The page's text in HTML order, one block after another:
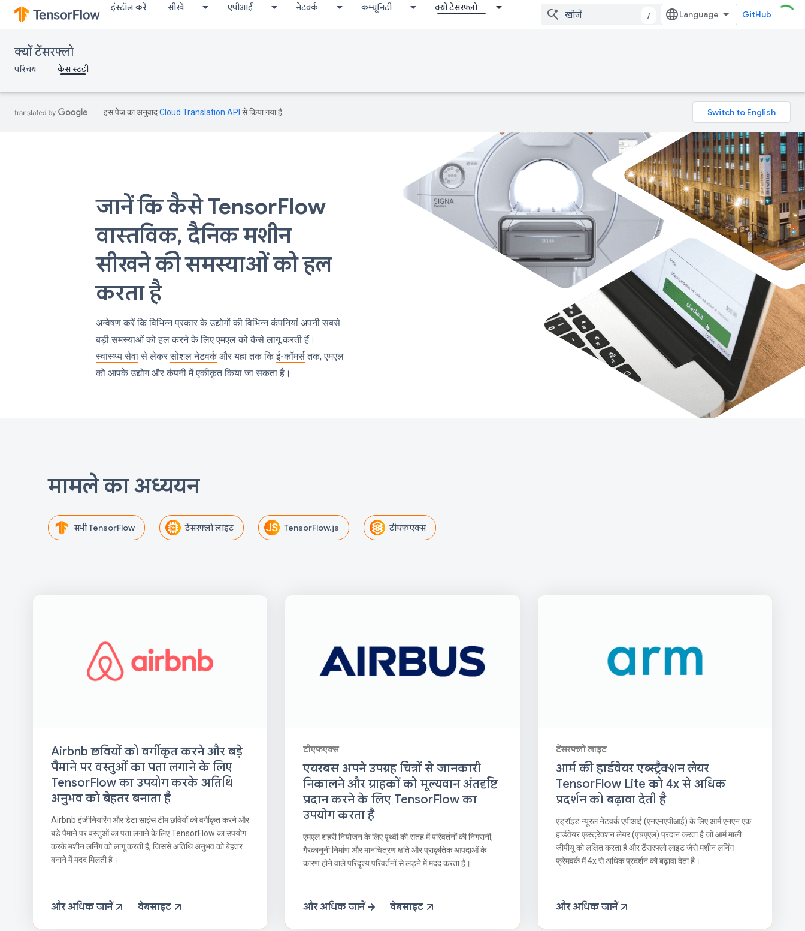
इंस्टॉल करें सीखें एपीआई नेटवर्क कम्यूनिटी क्यों टेंसरफ्लो
/ GitHub
क्यों टेंसरफ्लो
परिचय केस स्टडी
इस पेज का अनुवादCloud Translation API से किया गया है.
जानें कि कैसे TensorFlow
वास्तविक, दैनिक मशीन
सीखने की समस्याओं को हल
करता है
अन्वेषण करें कि विभिन्न प्रकार के उद्योगों की विभिन्न कंपनियां अपनी सबसे
बड़ी समस्याओं को हल करने के लिए एमएल को कैसे लागू करती हैं।
स्वास्थ्य सेवासे लेकरसोशल नेटवर्क और यहां तक ​​किई-कॉमर्सतक, एमएल
को आपके उद्योग और कंपनी में एकीकृत किया जा सकता है।
मामले का अध्ययन
सभी TensorFlow टेंसरफ्लो लाइट TensorFlow.js टीएफएक्स
Airbnb छवियों को वर्गीकृत करने और बड़े
पैमाने पर वस्तुओं का पता लगाने के लिए
TensorFlow का उपयोग करके अतिथि
अनुभव को बेहतर बनाता है
Airbnb इंजीनियरिंग और डेटा साइंस टीम छवियों को वर्गीकृत करने और
बड़े पैमाने पर वस्तुओं का पता लगाने के लिए TensorFlow का उपयोग
करके मशीन लर्निंग को लागू करती है, जिससे अतिथि अनुभव को बेहतर
बनाने में मदद मिलती है।
और अधिक जानें वेबसाइट
टीएफएक्स
एयरबस अपने उपग्रह चित्रों से जानकारी
निकालने और ग्राहकों को मूल्यवान अंतर्दृष्टि
प्रदान करने के लिए TensorFlow का
उपयोग करता है
एमएल शहरी नियोजन के लिए पृथ्वी की सतह में परिवर्तनों की निगरानी, ​​​​
गैरकानूनी निर्माण और मानचित्रण क्षति और प्राकृतिक आपदाओं के
कारण होने वाले परिदृश्य परिवर्तनों से लड़ने में मदद करता है।
और अधिक जानें वेबसाइट
टेंसरफ्लो लाइट
आर्म की हार्डवेयर एब्स्ट्रैक्शन लेयर
TensorFlow Lite को 4x से अधिक
प्रदर्शन को बढ़ावा देती है
एंड्रॉइड न्यूरल नेटवर्क एपीआई (एनएनएपीआई) के लिए आर्म एनएन एक
हार्डवेयर एब्स्ट्रेक्शन लेयर (एचएएल) प्रदान करता है जो आर्म माली
जीपीयू को लक्षित करता है और टेंसरफ्लो लाइट जैसे मशीन लर्निंग
फ्रेमवर्क में 4x से अधिक प्रदर्शन को बढ़ावा देता है।
और अधिक जानें